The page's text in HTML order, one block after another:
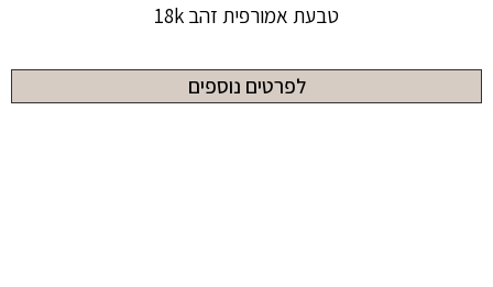
טבעת אמורפית זהב 18k
לפרטים נוספים